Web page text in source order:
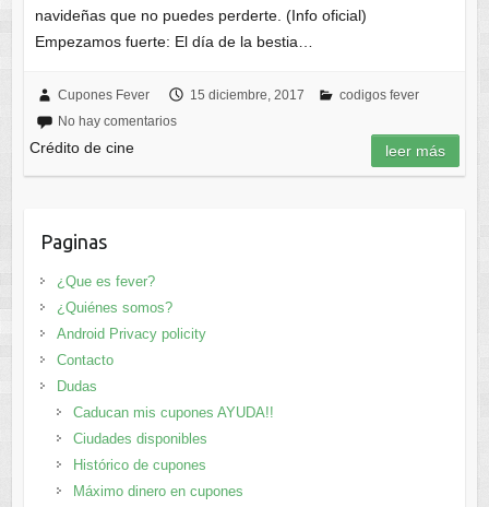
navideñas que no puedes perderte. (Info oficial)
Empezamos fuerte: El día de la bestia…
Cupones Fever 15 diciembre, 2017
codigos fever
No hay comentarios
Crédito de cine leer más
Paginas
¿Que es fever?
¿Quiénes somos?
Android Privacy policity
Contacto
Dudas
Caducan mis cupones AYUDA!!
Ciudades disponibles
Histórico de cupones
Máximo dinero en cupones